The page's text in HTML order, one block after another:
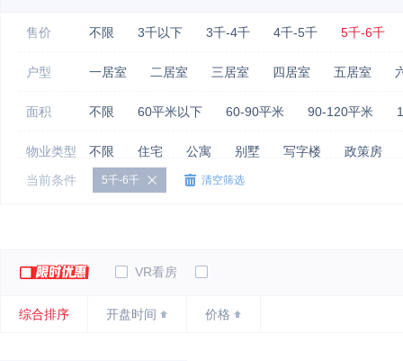
售价 不限 3千以下 3千-4千 4千-5千 5千-6千
户型 一居室 二居室 三居室 四居室 五居室
面积 不限 60平米以下 60-90平米 90-120平米
物业类型 不限 住宅 公寓 别墅 写字楼 政策房
销售状态 不限 在售 尾盘
当前条件 5千-6千 清空筛选
VR看房
综合排序 开盘时间 价格